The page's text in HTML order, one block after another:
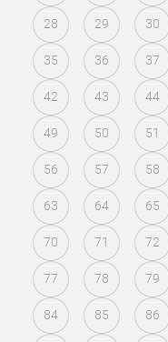
28 29 30
35 36 37
42 43 44
49 50 51
56 57 58
63 64 65
70 71 72
77 78 79
84 85 86